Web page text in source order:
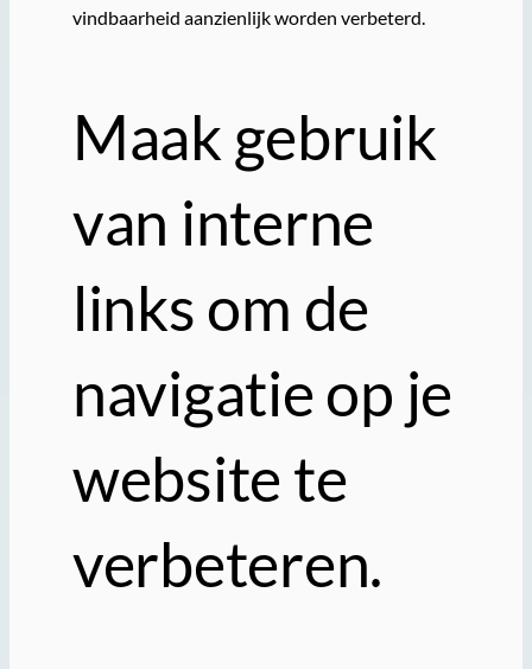
vindbaarheid aanzienlijk worden verbeterd.
Maak gebruik
van interne
links om de
navigatie op je
website te
verbeteren.